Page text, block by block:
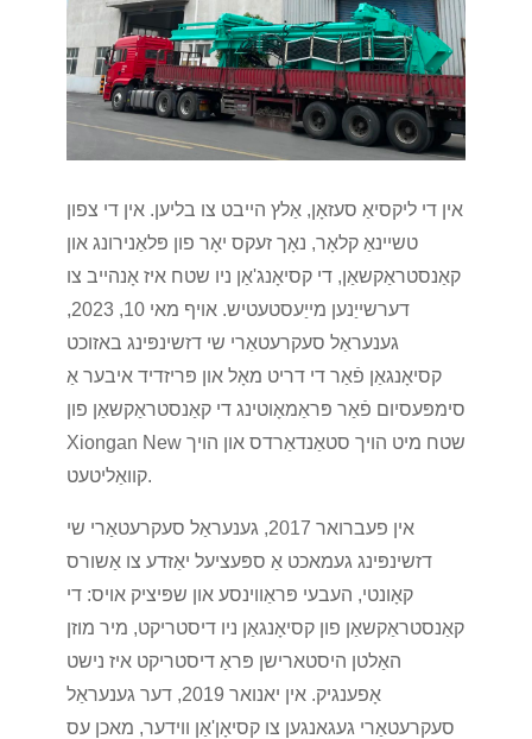
אין די ליקסיאַ סעזאָן, אַלץ הייבט צו בליען. אין די צפון
טשיינאַ קלאָר, נאָך זעקס יאָר פון פּלאַנירונג און
קאַנסטראַקשאַן, די קסיאָנג'אַן ניו שטח איז אָנהייב צו
דערשייַנען מייַעסטעטיש. אויף מאי 10, 2023,
גענעראַל סעקרעטאַרי שי דזשינפּינג באזוכט
קסיאָנגאַן פֿאַר די דריט מאָל און פּריזדיד איבער אַ
סימפּעסיום פֿאַר פּראַמאָוטינג די קאַנסטראַקשאַן פון
Xiongan New שטח מיט הויך סטאַנדאַרדס און הויך
קוואַליטעט.
אין פעברואר 2017, גענעראַל סעקרעטאַרי שי
דזשינפּינג געמאכט אַ ספּעציעל יאַזדע צו אַשורס
קאָונטי, העבעי פּראַווינסע און שפּיציק אויס: די
קאַנסטראַקשאַן פון קסיאָנגאַן ניו דיסטריקט, מיר מוזן
האַלטן היסטארישן פּראַ דיסטריקט איז נישט
אָפענגיק. אין יאנואר 2019, דער גענעראַל
סעקרעטאַרי געגאנגען צו קסיאָן'אַן ווידער, מאכן עס